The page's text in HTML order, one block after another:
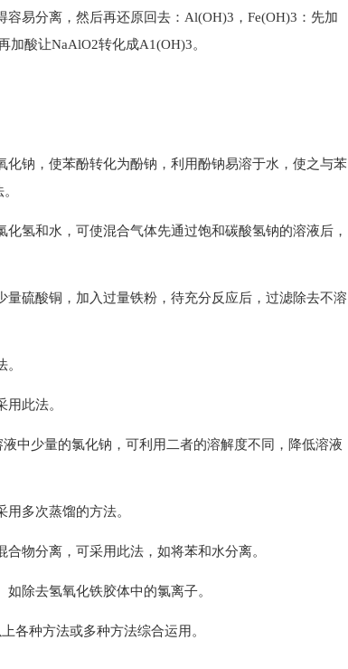
易分离，然后再还原回去：Al(OH)3，Fe(OH)3：先加
加酸让NaAlO2转化成A1(OH)3。
钠，使苯酚转化为酚钠，利用酚钠易溶于水，使之与苯
氢和水，可使混合气体先通过饱和碳酸氢钠的溶液后，
硫酸铜，加入过量铁粉，待充分反应后，过滤除去不溶
此法。
中少量的氯化钠，可利用二者的溶解度不同，降低溶液
多次蒸馏的方法。
物分离，可采用此法，如将苯和水分离。
除去氢氧化铁胶体中的氯离子。
各种方法或多种方法综合运用。